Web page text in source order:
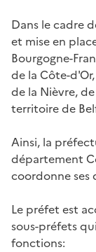
Dans le cadre
et mise en
Bourgogne-
de la Côte-
de la Nièvre,
territoire de
Ainsi, la
département
coordonne ses
Le préfet est
sous-préfets
fonctions: